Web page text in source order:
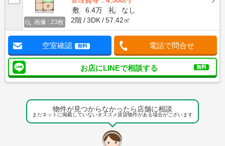
画像 : 23枚
敷
6.4万 礼
なし
2階
3DK 57.42㎡
空室確認 無料 電話で問合せ
お店にLINEで相談する 無料
物件が見つからなかったら店舗に相談
まだネットに掲載していないオススメ賃貸物件がある場合がございます